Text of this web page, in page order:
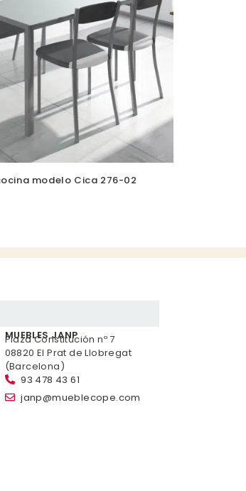
modelo Cica 276-02
MUEBLES JANP
Plaza Constitución nº 7
08820 El Prat de Llobregat
(Barcelona)
93 478 43 61
janp@mueblecope.com